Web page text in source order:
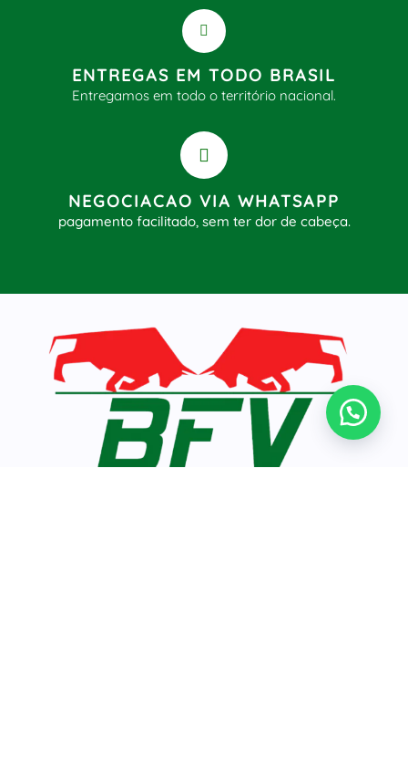
ENTREGAS EM TODO BRASIL
Entregamos em todo o território nacional.
NEGOCIACAO VIA WHATSAPP
pagamento facilitado, sem ter dor de cabeça.